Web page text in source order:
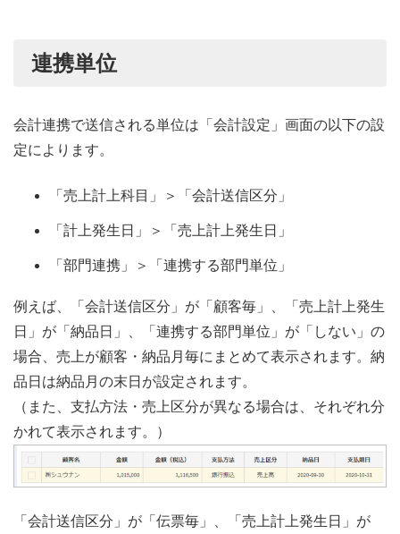
連携単位
会計連携で送信される単位は「会計設定」画面の以下の設
定によります。
「売上計上科目」＞「会計送信区分」
「計上発生日」＞「売上計上発生日」
「部門連携」＞「連携する部門単位」
例えば、「会計送信区分」が「顧客毎」、「売上計上発生
日」が「納品日」、「連携する部門単位」が「しない」の
場合、売上が顧客・納品月毎にまとめて表示されます。納
品日は納品月の末日が設定されます。
（また、支払方法・売上区分が異なる場合は、それぞれ分
かれて表示されます。）
「会計送信区分」が「伝票毎」、「売上計上発生日」が